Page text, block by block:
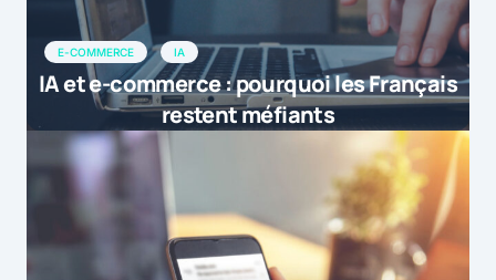
E-COMMERCE IA
IA et e-commerce : pourquoi les Français
restent méfiants